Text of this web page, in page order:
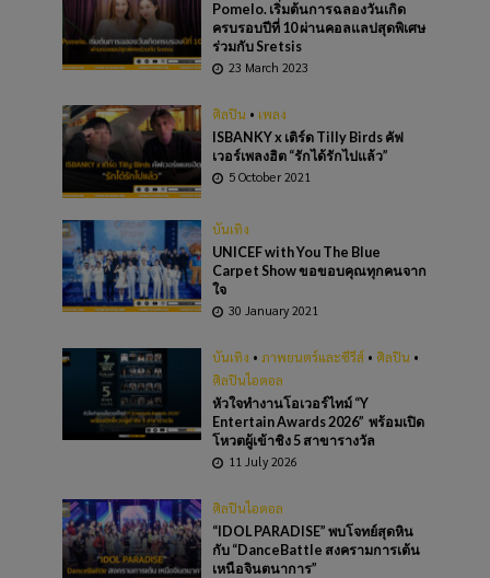
Pomelo. เริ่มต้นการฉลองวันเกิด
ครบรอบปีที่ 10 ผ่านคอลแลปสุดพิเศษ
ร่วมกับ Sretsis
23 March 2023
ศิลปิน • เพลง
ISBANKY x เติร์ด Tilly Birds คัฟ
เวอร์เพลงฮิต “รักได้รักไปแล้ว”
5 October 2021
บันเทิง
UNICEF with You The Blue
Carpet Show ขอขอบคุณทุกคนจาก
ใจ
30 January 2021
บันเทิง • ภาพยนตร์และซีรีส์ • ศิลปิน •
ศิลปินไอดอล
หัวใจทำงานโอเวอร์ไทม์ “Y
Entertain Awards 2026” พร้อมเปิด
โหวตผู้เข้าชิง 5 สาขารางวัล
11 July 2026
ศิลปินไอดอล
“IDOL PARADISE” พบโจทย์สุดหิน
กับ “DanceBattle สงครามการเต้น
เหนือจินตนาการ”